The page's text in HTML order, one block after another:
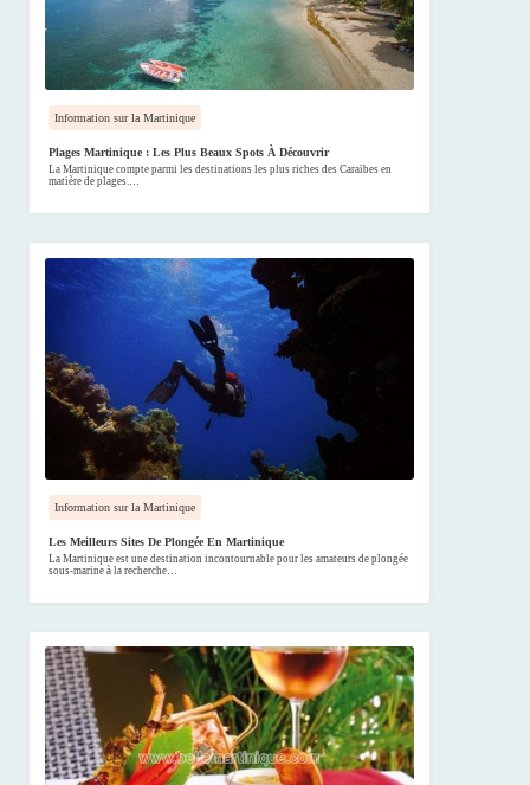
Information sur la Martinique
Plages Martinique : Les Plus Beaux Spots À Découvrir
La Martinique compte parmi les destinations les plus riches des Caraïbes en
matière de plages.…
Information sur la Martinique
Les Meilleurs Sites De Plongée En Martinique
La Martinique est une destination incontournable pour les amateurs de plongée
sous-marine à la recherche…